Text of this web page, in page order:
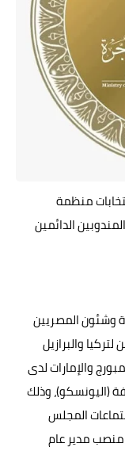
منظمة
الدائمين
وشئون المصريين
لتركيا والبرازيل
والإمارات لدى
(اليونسكو)، وذلك
المجلس
منصب مدير عام